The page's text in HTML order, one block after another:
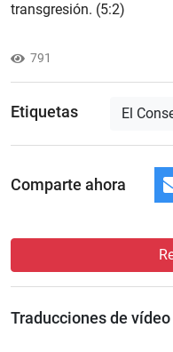
transgresión. (5:2)
791
Etiquetas El
Comparte ahora
Traducciones de vídeo